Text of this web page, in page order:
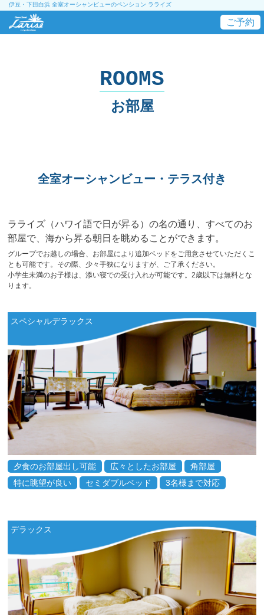
伊豆・下田白浜 全室オーシャンビューのペンション ラライズ
ご予約
ROOMS
お部屋
全室オーシャンビュー・テラス付き
ラライズ（ハワイ語で日が昇る）の名の通り、すべてのお
部屋で、海から昇る朝日を眺めることができます。
グループでお越しの場合、お部屋により追加ベッドをご用意させていただくこ
とも可能です。その際、少々手狭になりますが、ご了承ください。
小学生未満のお子様は、添い寝での受け入れが可能です。2歳以下は無料とな
ります。
スペシャルデラックス
夕食のお部屋出し可能 広々としたお部屋
角部屋
特に眺望が良い
セミダブルベッド 3名様まで対応
デラックス